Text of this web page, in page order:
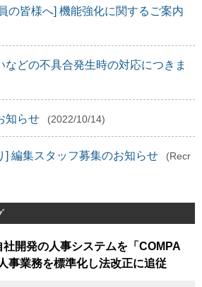
の皆様へ] 機能強化に関するご案内
などの不具合発生時の対応につきま
知らせ (2022/10/14)
] 編集スタッフ募集のお知らせ
(Recr
社開発の人事システムを「COMPA
事業務を標準化し法改正に追従